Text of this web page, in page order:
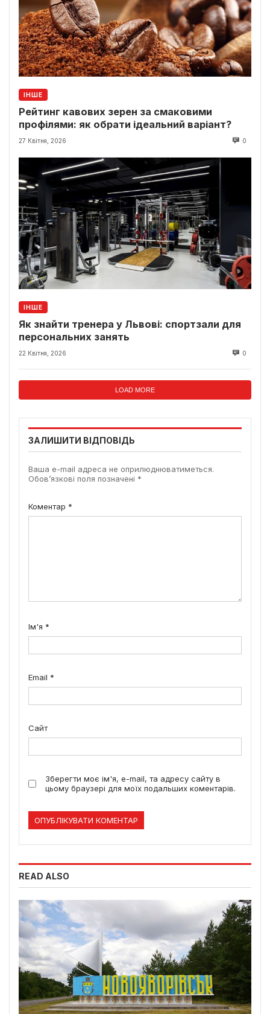
ІНШЕ
Рейтинг кавових зерен за смаковими
профілями: як обрати ідеальний варіант?
27 Квітня, 2026 0
ІНШЕ
Як знайти тренера у Львові: спортзали для
персональних занять
22 Квітня, 2026 0
LOAD MORE
ЗАЛИШИТИ ВІДПОВІДЬ
Ваша e-mail адреса не оприлюднюватиметься.
Обов’язкові поля позначені *
Коментар *
Ім'я *
Email *
Сайт
Зберегти моє ім'я, e-mail, та адресу сайту в
цьому браузері для моїх подальших коментарів.
READ ALSO